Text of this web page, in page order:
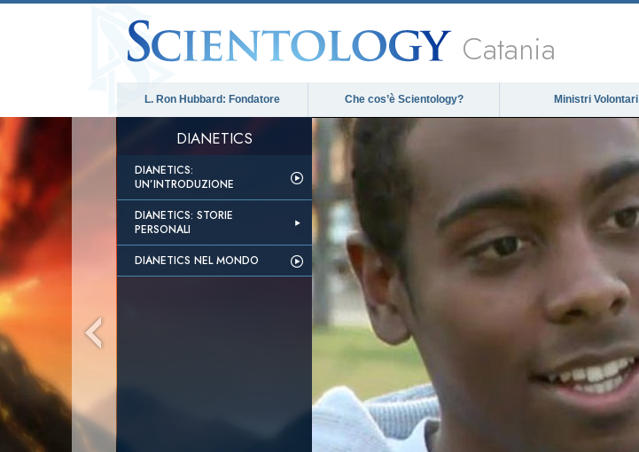
Catania
L. Ron Hubbard: Fondatore Che cos’è Scientology? Ministri Volontari
DIANETICS
DIANETICS:
UN’INTRODUZIONE
DIANETICS: STORIE
PERSONALI
DIANETICS NEL MONDO